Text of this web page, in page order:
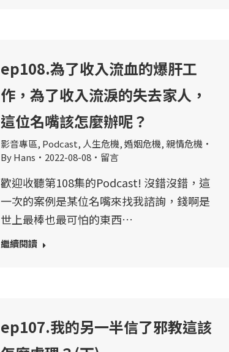
ep108.為了收入流血的爆肝工
作，為了收入流淚的失去家人，
這位名嘴該怎麼辦呢？
影音專區, Podcast, 人生危機,婚姻危機,親情危機
ByHans 2022-08-08 留言
歡迎收聽第108集的Podcast! 沒錯沒錯，這
一次的案例是某位名嘴來找我諮詢，錢啊是
世上最棒也最可怕的東西…
繼續閱讀
ep107.我的另一半信了邪教這該